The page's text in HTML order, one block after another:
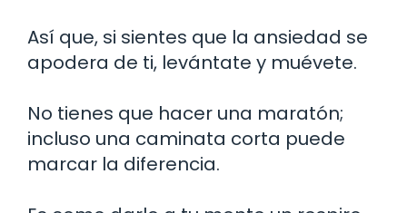
Así que, si sientes que la ansiedad se
apodera de ti, levántate y muévete.
No tienes que hacer una maratón;
incluso una caminata corta puede
marcar la diferencia.